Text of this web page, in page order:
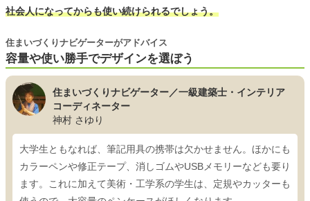
社会人になってからも使い続けられるでしょう。
容量や使い勝手でデザインを選ぼう
住まいづくりナビゲーターがアドバイス
住まいづくりナビゲーター／一級建築士・インテリア
コーディネーター
神村 さゆり
大学生ともなれば、筆記用具の携帯は欠かせません。ほかにも
カラーペンや修正テープ、消しゴムやUSBメモリーなども要り
ます。これに加えて美術・工学系の学生は、定規やカッターも